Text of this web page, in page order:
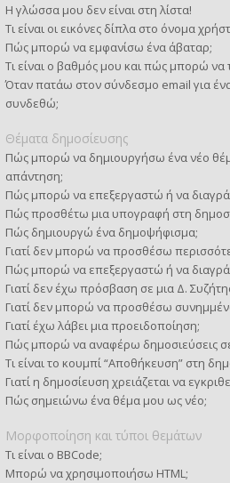
Η γλώσσα μου δεν είναι στη λίστα!
Τι είναι οι εικόνες δίπλα στο όνομα
Πώς μπορώ να εμφανίσω ένα άβαταρ;
Τι είναι ο βαθμός μου και πώς μπορώ να
Όταν πατάω στον σύνδεσμο email για
συνδεθώ;
Θέματα δημοσίευσης
Πώς μπορώ να δημιουργήσω ένα νέο
απάντηση;
Πώς μπορώ να επεξεργαστώ ή να
Πώς προσθέτω μια υπογραφή στη
Πώς δημιουργώ ένα δημοψήφισμα;
Γιατί δεν μπορώ να προσθέσω
Πώς μπορώ να επεξεργαστώ ή να
Γιατί δεν έχω πρόσβαση σε μια Δ.
Γιατί δεν μπορώ να προσθέσω
Γιατί έχω λάβει μια προειδοποίηση;
Πώς μπορώ να αναφέρω δημοσιεύσεις
Τι είναι το κουμπί “Αποθήκευση” στη
Γιατί η δημοσίευση χρειάζεται να
Πώς σημειώνω ένα θέμα μου ως νέο;
Μορφοποίηση και τύποι θεμάτων
Τι είναι ο BBCode;
Μπορώ να χρησιμοποιήσω HTML;